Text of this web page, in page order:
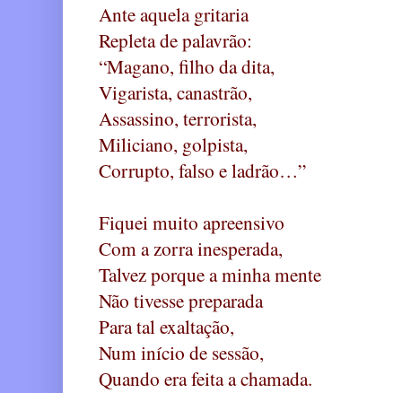
Ante aquela gritaria
Repleta de palavrão:
“Magano, filho da dita,
Vigarista, canastrão,
Assassino, terrorista,
Miliciano, golpista,
Corrupto, falso e ladrão…”
Fiquei muito apreensivo
Com a zorra inesperada,
Talvez porque a minha mente
Não tivesse preparada
Para tal exaltação,
Num início de sessão,
Quando era feita a chamada.